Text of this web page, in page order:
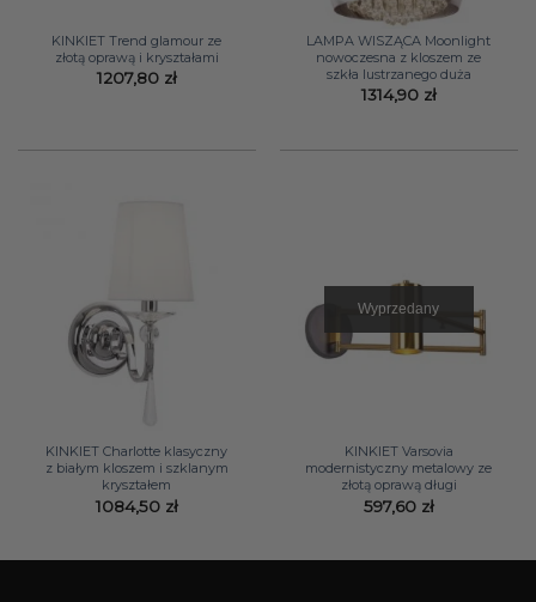
KINKIET Trend glamour ze
złotą oprawą i kryształami
1207,80 zł
LAMPA WISZĄCA Moonlight
nowoczesna z kloszem ze
szkła lustrzanego duża
1314,90 zł
KINKIET Charlotte klasyczny
z białym kloszem i szklanym
kryształem
1084,50 zł
Wyprzedany
KINKIET Varsovia
modernistyczny metalowy ze
złotą oprawą długi
597,60 zł